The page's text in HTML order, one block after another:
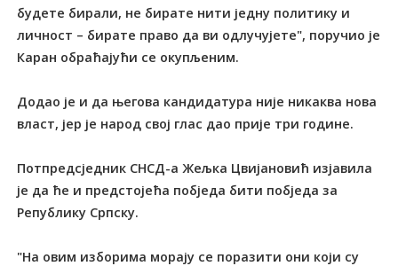
будете бирали, не бирате нити једну политику и
личност – бирате право да ви одлучујете", поручио је
Каран обраћајући се окупљеним.
Додао је и да његова кандидатура није никаква нова
власт, јер је народ свој глас дао прије три године.
Потпредсједник СНСД-а Жељка Цвијановић изјавила
је да ће и предстојећа побједа бити побједа за
Републику Српску.
"На овим изборима морају се поразити они који су